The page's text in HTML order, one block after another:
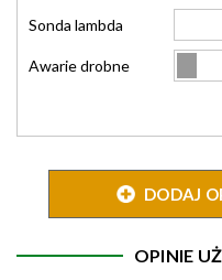
Sonda lambda
Awarie drobne
DODAJ
OPINIE